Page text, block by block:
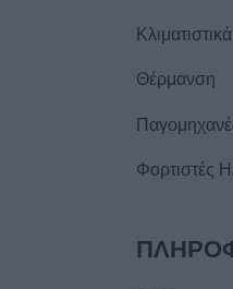
Κλιματιστικά
Θέρμανση
Φορτιστές